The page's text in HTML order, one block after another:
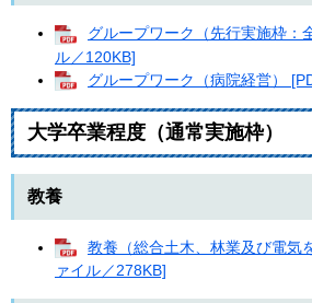
グループワーク（先行実施枠：
ル／120KB]
グループワーク（病院経営）
大学卒業程度（通常実施枠）
教養
教養（総合土木、林業及び電気
ァイル／278KB]